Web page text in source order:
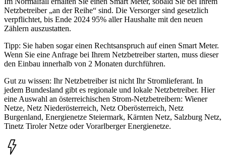
Netzbetreiber „an der Reihe“ sind. Die Versorger sind gesetzlich
verpflichtet, bis Ende 2024 95% aller Haushalte mit den neuen
Zählern auszustatten.
Tipp: Sie haben sogar einen Rechtsanspruch auf einen Smart Meter.
Wenn Sie eine Anfrage bei Ihrem Netzbetreiber starten, muss dieser
den Einbau innerhalb von 2 Monaten durchführen.
Gut zu wissen: Ihr Netzbetreiber ist nicht Ihr Strom­lief­er­ant. In
jedem Bundesland gibt es regionale und lokale Netzbetreiber. Hier
eine Auswahl an österreichischen Strom-Netzbetreibern: Wiener
Netze, Netz Niederösterreich, Netz Oberösterreich, Netz
Burgenland, Energienetze Steiermark, Kärnten Netz, Salzburg Netz,
Tinetz Tiroler Netze oder Vorarlberger Energienetze.